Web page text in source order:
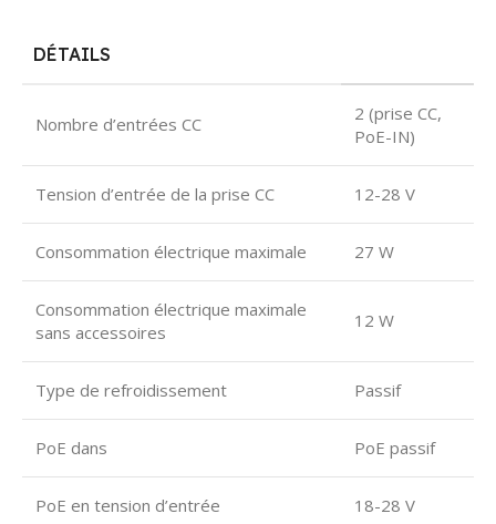
DÉTAILS
Nombre d’entrées CC
2 (prise CC,
PoE-IN)
Tension d’entrée de la prise CC 12-28 V
Consommation électrique maximale 27 W
Consommation électrique maximale
sans accessoires
12 W
Type de refroidissement Passif
PoE dans PoE passif
PoE en tension d’entrée 18-28 V